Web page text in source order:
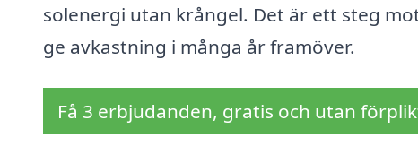
solenergi utan krångel. Det är ett steg
ge avkastning i många år framöver.
Få 3 erbjudanden, gratis och utan